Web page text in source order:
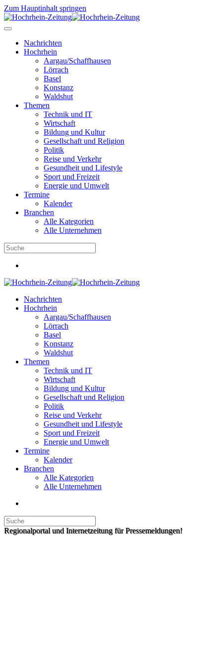
Zum Hauptinhalt springen
Nachrichten
Hochrhein
Aargau/Schaffhausen
Lörrach
Basel
Konstanz
Waldshut
Themen
Technik und IT
Wirtschaft
Bildung und Kultur
Gesellschaft und Religion
Politik
Reise und Verkehr
Gesundheit und Lifestyle
Sport und Freizeit
Energie und Umwelt
Termine
Kalender
Branchen
Alle Kategorien
Alle Unternehmen
Nachrichten
Hochrhein
Aargau/Schaffhausen
Lörrach
Basel
Konstanz
Waldshut
Themen
Technik und IT
Wirtschaft
Bildung und Kultur
Gesellschaft und Religion
Politik
Reise und Verkehr
Gesundheit und Lifestyle
Sport und Freizeit
Energie und Umwelt
Termine
Kalender
Branchen
Alle Kategorien
Alle Unternehmen
Regionalportal und Internetzeitung für Pressemeldungen!